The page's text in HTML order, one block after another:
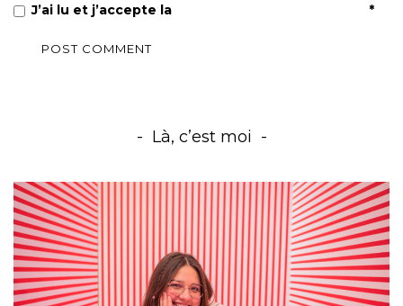
J’ai lu et j’accepte la *
Là, c’est moi